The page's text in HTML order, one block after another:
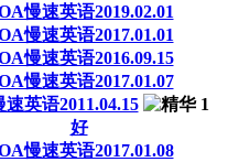
慢速英语2019.02.01
慢速英语2017.01.01
慢速英语2016.09.15
慢速英语2017.01.07
英语2011.04.15
好
慢速英语2017.01.08